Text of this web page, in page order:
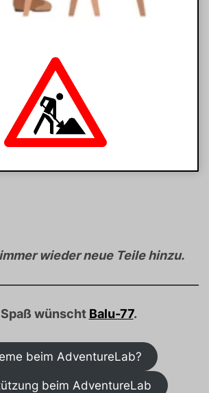
wieder neue Teile hinzu.
wünscht Balu-77.
beim AdventureLab?
beim AdventureLab